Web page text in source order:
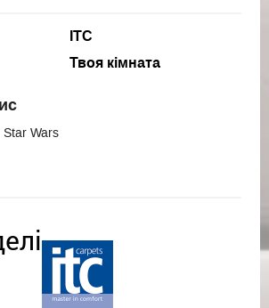
ITC
Твоя кімната
Star Wars